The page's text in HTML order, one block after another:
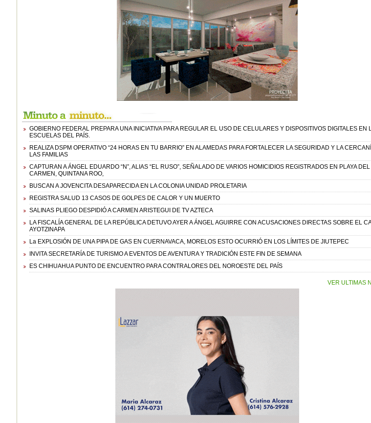
GOBIERNO FEDERAL PREPARA UNA INICIATIVA PARA REGULAR EL USO DE CELULARES Y DISPOSITIVOS DIGITALES EN
ESCUELAS DEL PAÍS.
REALIZA DSPM OPERATIVO “24 HORAS EN TU BARRIO” EN ALAMEDAS PARA FORTALECER LA SEGURIDAD Y LA
LAS FAMILIAS
CAPTURAN A ÁNGEL EDUARDO “N”, ALIAS “EL RUSO”, SEÑALADO DE VARIOS HOMICIDIOS REGISTRADOS EN PLAYA DEL
CARMEN, QUINTANA ROO,
BUSCAN A JOVENCITA DESAPARECIDA EN LA COLONIA UNIDAD PROLETARIA
REGISTRA SALUD 13 CASOS DE GOLPES DE CALOR Y UN MUERTO
SALINAS PLIEGO DESPIDIÓ A CARMEN ARISTEGUI DE TV AZTECA
LA FISCALÍA GENERAL DE LA REPÚBLICA DETUVO AYER A ÁNGEL AGUIRRE CON ACUSACIONES DIRECTAS SOBRE EL
AYOTZINAPA
La EXPLOSIÓN DE UNA PIPA DE GAS EN CUERNAVACA, MORELOS ESTO OCURRIÓ EN LOS LÍMITES DE JIUTEPEC
INVITA SECRETARÍA DE TURISMO A EVENTOS DE AVENTURA Y TRADICIÓN ESTE FIN DE SEMANA
ES CHIHUAHUA PUNTO DE ENCUENTRO PARA CONTRALORES DEL NOROESTE DEL PAÍS
VER ULTIMAS